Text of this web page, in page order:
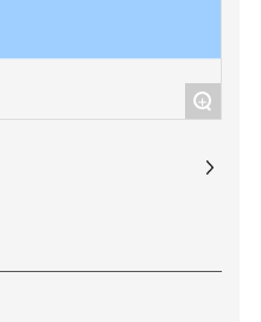
+